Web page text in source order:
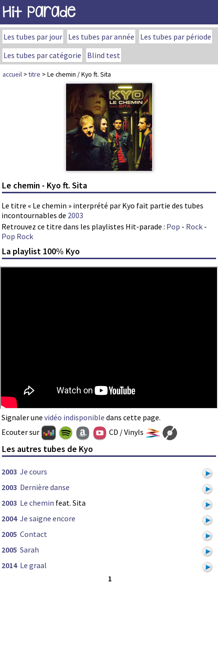
Hit Parade
Les tubes par jour Les tubes par année
Les tubes par période
Les tubes par catégorie
Blind test
accueil >titre > Le chemin / Kyo ft. Sita
Le chemin - Kyo ft. Sita
Le titre « Le chemin » interprété par Kyo fait partie des tubes
incontournables de 2003
Retrouvez ce titre dans les playlistes Hit-parade : Pop - Rock -
Pop Rock
La playlist 100% Kyo
Signaler une vidéo indisponible dans cette page.
Ecouter sur
CD / Vinyls
Les autres tubes de Kyo
2003 Je cours
2003 Dernière danse
2003 Le chemin feat. Sita
2004 Je saigne encore
2005 Contact
2005 Sarah
2014 Le graal
1